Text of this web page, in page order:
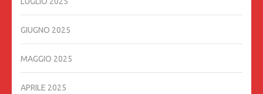
GIUGNO 2025
MAGGIO 2025
APRILE 2025